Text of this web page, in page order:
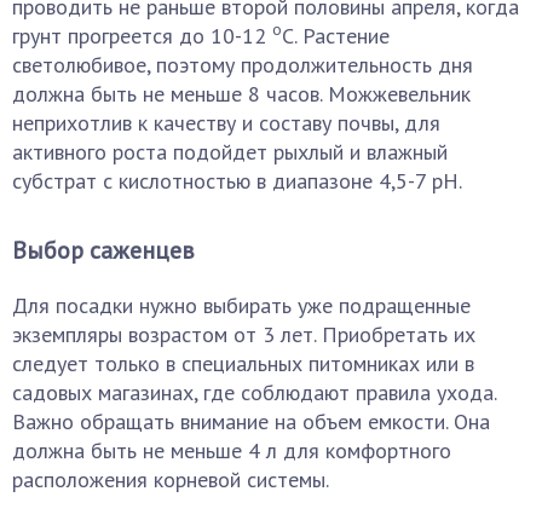
проводить не раньше второй половины апреля, когда
грунт прогреется до 10-12 oC. Растение
светолюбивое, поэтому продолжительность дня
должна быть не меньше 8 часов. Можжевельник
неприхотлив к качеству и составу почвы, для
активного роста подойдет рыхлый и влажный
субстрат с кислотностью в диапазоне 4,5-7 pH.
Выбор саженцев
Для посадки нужно выбирать уже подращенные
экземпляры возрастом от 3 лет. Приобретать их
следует только в специальных питомниках или в
садовых магазинах, где соблюдают правила ухода.
Важно обращать внимание на объем емкости. Она
должна быть не меньше 4 л для комфортного
расположения корневой системы.